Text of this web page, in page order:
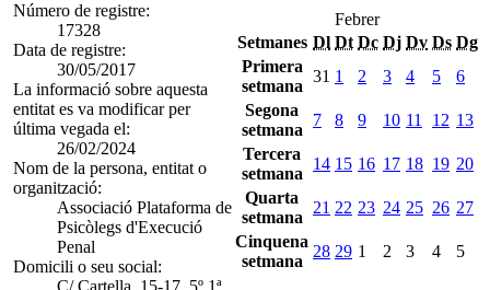
Número de registre:
17328
Data de registre:
30/05/2017
La informació sobre aquesta
entitat es va modificar per
última vegada el:
26/02/2024
Nom de la persona, entitat o
organització:
Associació Plataforma de
Psicòlegs d'Execució
Penal
Domicili o seu social:
C/ Cartella, 15-17, 5º 1ª
Febrer
Setmanes Dl Dt Dc Dj Dv Ds Dg
Primera
setmana
31 1 2 3 4 5
6
Segona
setmana
7 8 9 10 11 12 13
Tercera
setmana
14 15 16 17 18 19 20
Quarta
setmana
21 22 23 24 25 26 27
Cinquena
setmana
28 29 1 2 3 4 5